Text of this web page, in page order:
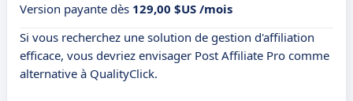
Version payante dès 129,00 $US /mois
Si vous recherchez une solution de gestion d'affiliation
efficace, vous devriez envisager Post Affiliate Pro comme
alternative à QualityClick.